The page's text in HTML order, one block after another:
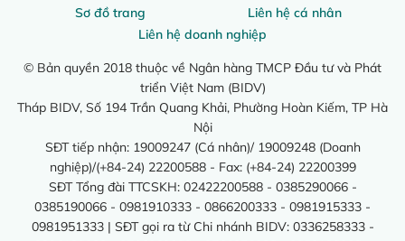
Sơ đồ trang
Liên hệ cá nhân
Liên hệ doanh nghiệp
© Bản quyền 2018 thuộc về Ngân hàng TMCP Đầu tư và Phát
triển Việt Nam (BIDV)
Tháp BIDV, Số 194 Trần Quang Khải, Phường Hoàn Kiếm, TP Hà
Nội
SĐT tiếp nhận: 19009247 (Cá nhân)/ 19009248 (Doanh
nghiệp)/(+84-24) 22200588 - Fax: (+84-24) 22200399
SĐT Tổng đài TTCSKH: 02422200588 - 0385290066 -
0385190066 - 0981910333 - 0866200333 - 0981915333 -
0981951333 | SĐT gọi ra từ Chi nhánh BIDV: 0336258333 -